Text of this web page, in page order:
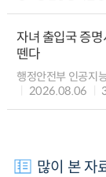
자녀 출입국 증명
뗀다
행정안전부 인공지
2026.08.06
많이 본 자